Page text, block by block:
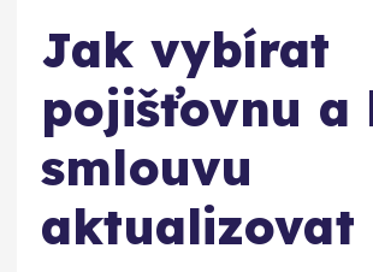
Jak vybírat
pojišťovnu a
smlouvu
aktualizovat